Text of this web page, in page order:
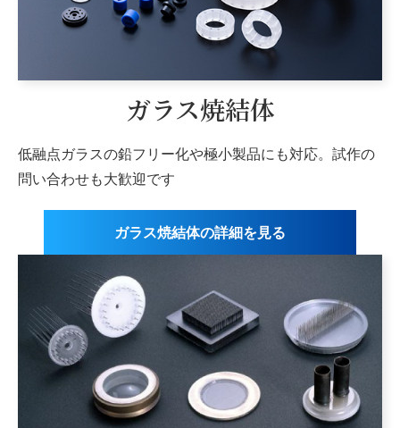
ガラス焼結体
低融点ガラスの鉛フリー化や極小製品にも対応。 試作の
問い合わせも大歓迎です
ガラス焼結体の詳細を見る